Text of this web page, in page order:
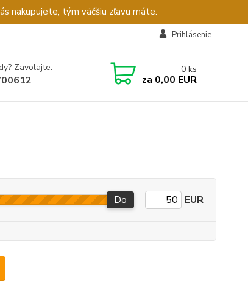
nakupujete, tým väčšiu zľavu máte.
Prihlásenie
Zavolajte. 0 ks
za 0,00 EUR
Do EUR